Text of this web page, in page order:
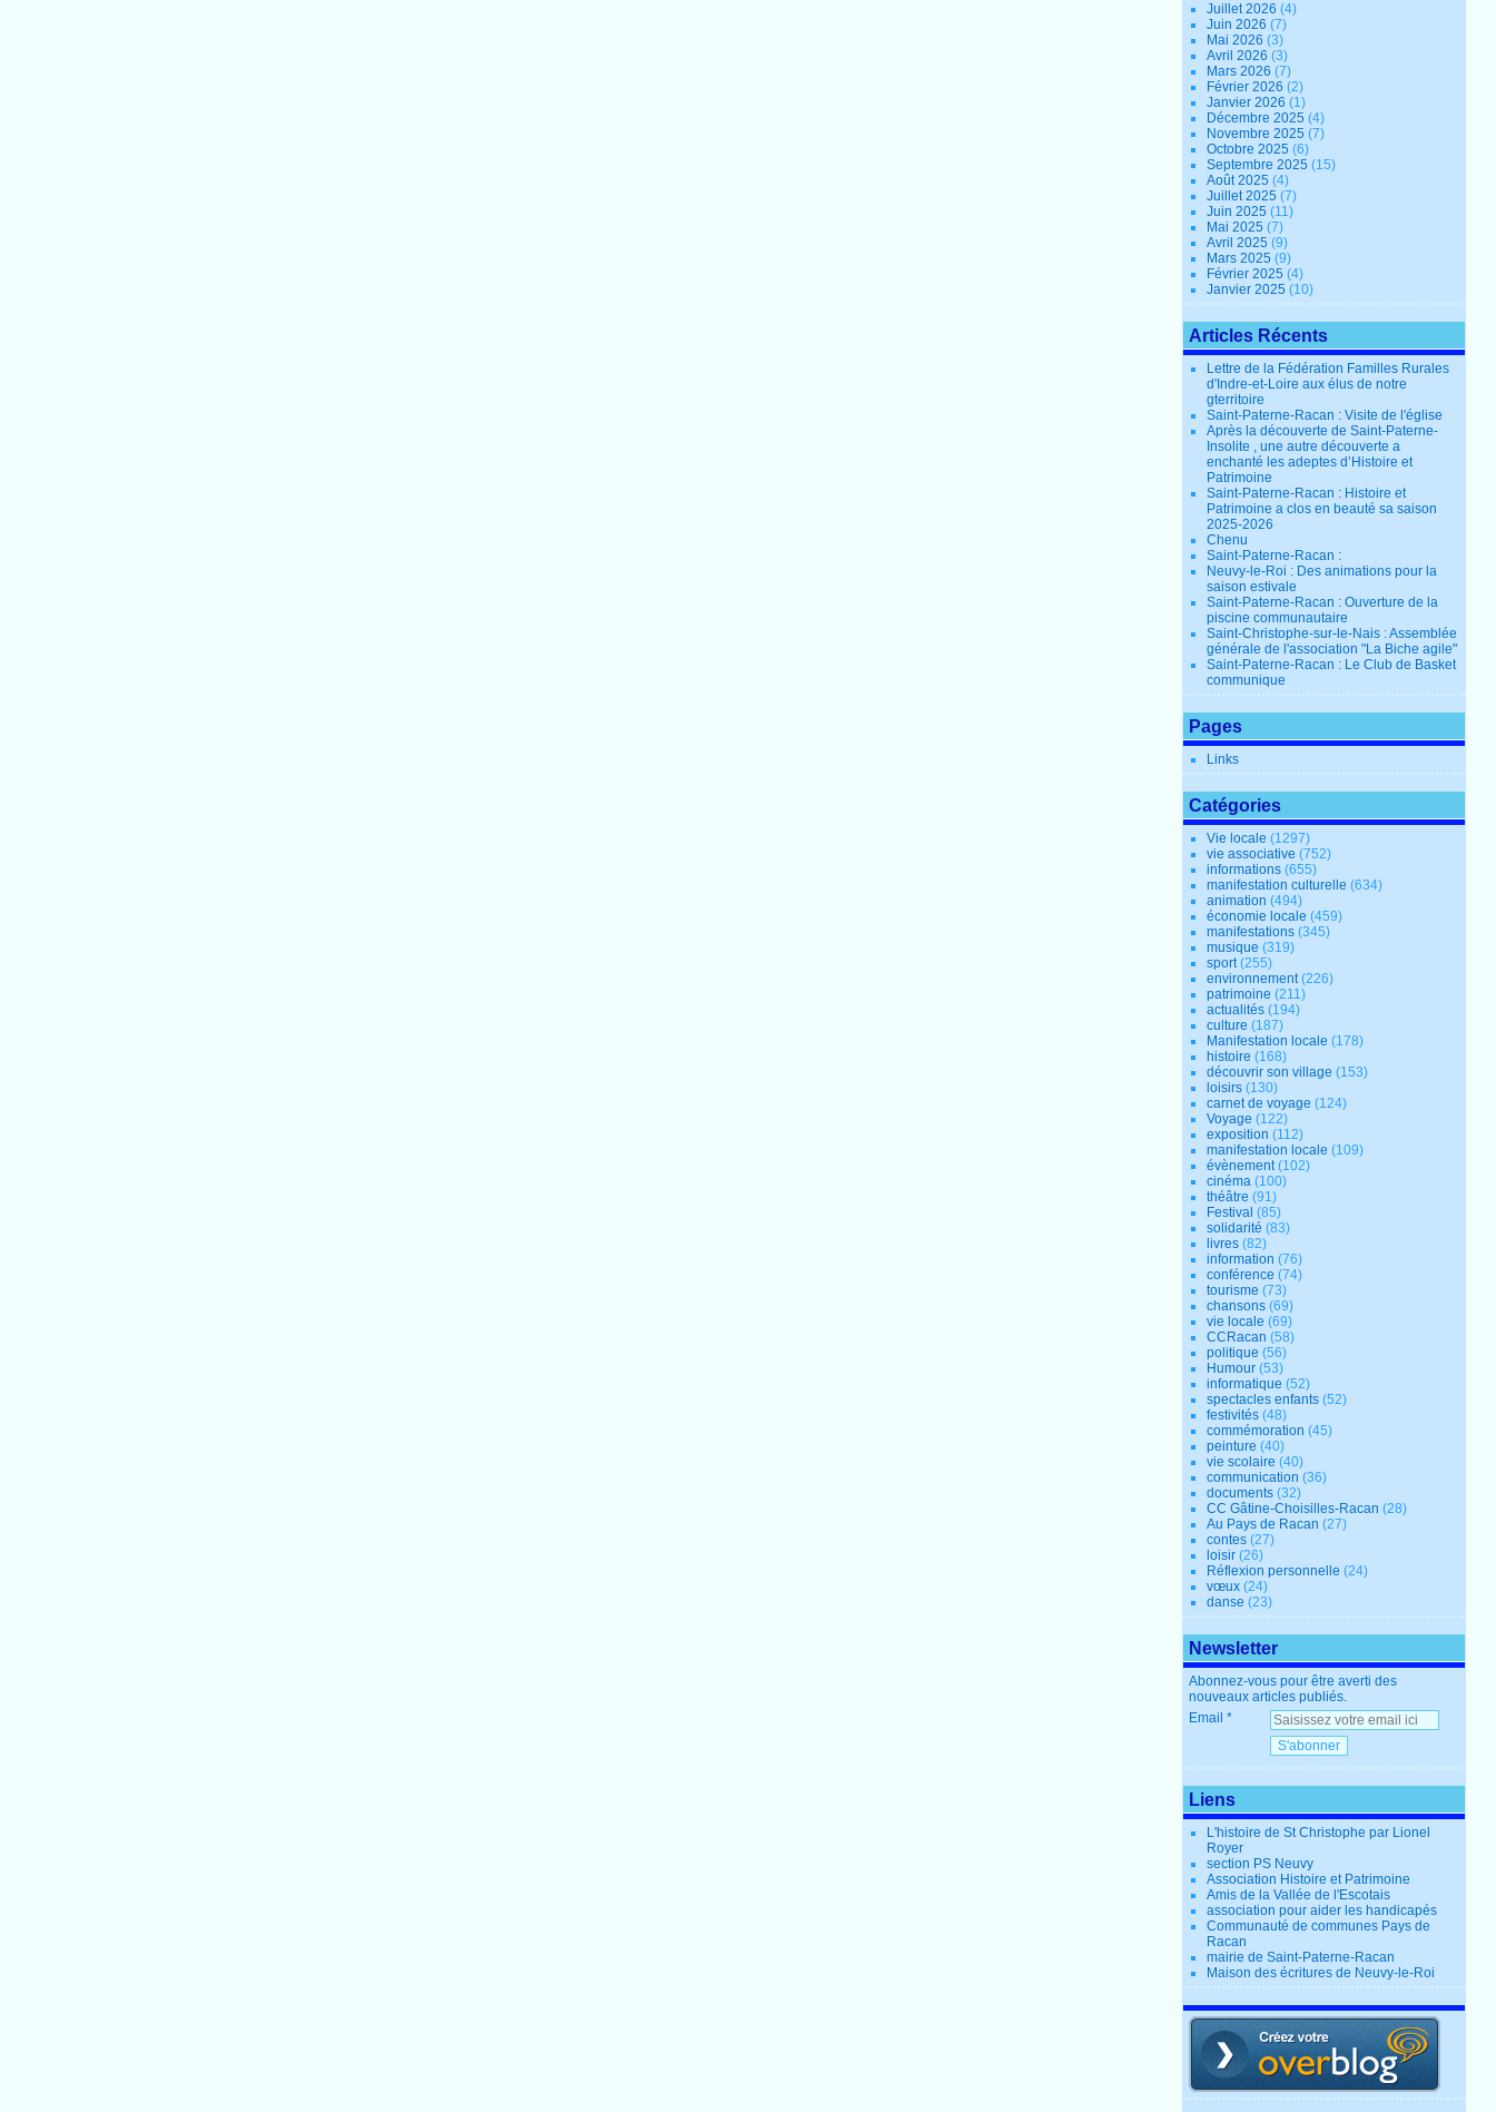
Juillet 2026(4)
Juin 2026(7)
Mai 2026(3)
Avril 2026(3)
Mars 2026(7)
Février 2026(2)
Janvier 2026(1)
Décembre 2025(4)
Novembre 2025(7)
Octobre 2025(6)
Septembre 2025(15)
Août 2025(4)
Juillet 2025(7)
Juin 2025(11)
Mai 2025(7)
Avril 2025(9)
Mars 2025(9)
Février 2025(4)
Janvier 2025(10)
Articles Récents
Lettre de la Fédération Familles Rurales
d'Indre-et-Loire aux élus de notre
gterritoire
Saint-Paterne-Racan : Visite de l'église
Après la découverte de Saint-Paterne-
Insolite , une autre découverte a
enchanté les adeptes d’Histoire et
Patrimoine
Saint-Paterne-Racan : Histoire et
Patrimoine a clos en beauté sa saison
2025-2026
Chenu
Saint-Paterne-Racan :
Neuvy-le-Roi : Des animations pour la
saison estivale
Saint-Paterne-Racan : Ouverture de la
piscine communautaire
Saint-Christophe-sur-le-Nais : Assemblée
générale de l'association "La Biche agile"
Saint-Paterne-Racan : Le Club de Basket
communique
Pages
Links
Catégories
Vie locale (1297)
vie associative (752)
informations (655)
manifestation culturelle (634)
animation (494)
économie locale (459)
manifestations (345)
musique (319)
sport(255)
environnement(226)
patrimoine (211)
actualités (194)
culture (187)
Manifestation locale (178)
histoire (168)
découvrir son village (153)
loisirs (130)
carnet de voyage (124)
Voyage (122)
exposition (112)
manifestation locale (109)
évènement(102)
cinéma (100)
théâtre (91)
Festival (85)
solidarité (83)
livres (82)
information (76)
conférence (74)
tourisme (73)
chansons (69)
vie locale (69)
CCRacan (58)
politique (56)
Humour (53)
informatique (52)
spectacles enfants (52)
festivités (48)
commémoration (45)
peinture (40)
vie scolaire (40)
communication (36)
documents (32)
CC Gâtine-Choisilles-Racan (28)
Au Pays de Racan (27)
contes (27)
loisir (26)
Réflexion personnelle (24)
vœux (24)
danse (23)
Newsletter
Abonnez-vous pour être averti des
nouveaux articles publiés.
Email
Liens
L'histoire de St Christophe par Lionel
Royer
section PS Neuvy
Association Histoire et Patrimoine
Amis de la Vallée de l'Escotais
association pour aider les handicapés
Communauté de communes Pays de
Racan
mairie de Saint-Paterne-Racan
Maison des écritures de Neuvy-le-Roi